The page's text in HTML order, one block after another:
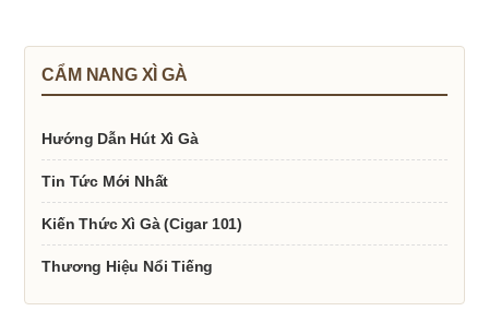
CẨM NANG XÌ GÀ
Hướng Dẫn Hút Xì Gà
Tin Tức Mới Nhất
Kiến Thức Xì Gà (Cigar 101)
Thương Hiệu Nổi Tiếng